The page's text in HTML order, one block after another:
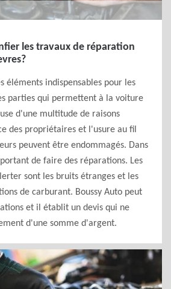
les travaux de réparation
éléments indispensables pour les
parties qui permettent à la voiture
d'une multitude de raisons
des propriétaires et l'usure au fil
peuvent être endommagés. Dans
de faire des réparations. Les
sont les bruits étranges et les
de carburant. Boussy Auto peut
et il établit un devis qui ne
d'une somme d'argent.